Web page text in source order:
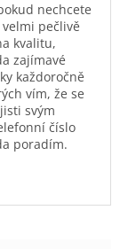
nechcete
pečlivě
kvalitu,
zajímavé
každoročně
vím, že se
svým
číslo
poradím.